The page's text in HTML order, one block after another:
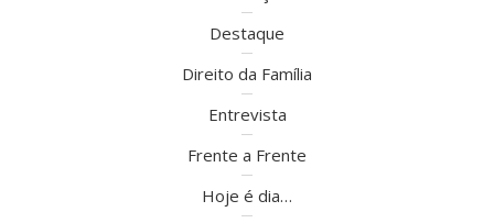
Destaque
Direito da Família
Entrevista
Frente a Frente
Hoje é dia…